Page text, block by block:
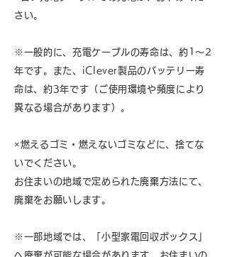
さい。
※一般的に、充電ケーブルの寿命は、約1～2
年です。また、iClever製品のバッテリー寿
命は、約3年です（ご使用環境や頻度により
異なる場合があります）。
×燃えるゴミ・燃えないゴミなどに、捨てな
いでください。
お住まいの地域で定められた廃棄方法にて、
廃棄をお願いします。
※一部地域では、「小型家電回収ボックス」